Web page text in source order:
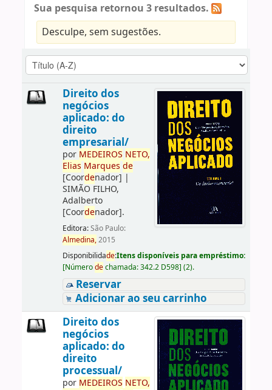
Sua pesquisa retornou 3 resultados.
Desculpe, sem sugestões.
Direito dos
negócios
aplicado: do
direito
empresarial/
por MEDEIROS NETO,
Elias Marques de
[Coordenador] |
SIMÃO FILHO,
Adalberto
[Coordenador].
Editora:São Paulo:
Almedina,2015
Disponibilidade:Itens disponíveis para empréstimo:
[Númerodechamada:342.2 D598] (2).
Reservar
Adicionar ao seu carrinho
Direito dos
negócios
aplicado: do
direito
processual/
por MEDEIROS NETO,